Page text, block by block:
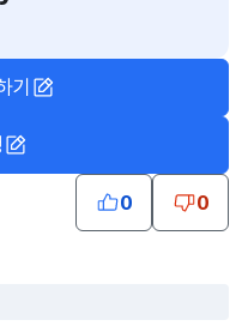
기
0 0